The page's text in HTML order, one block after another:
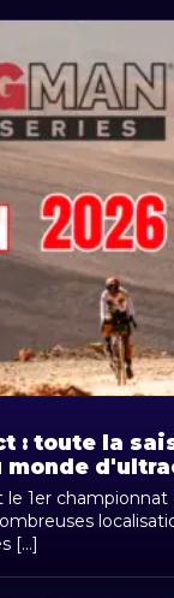
: toute la
monde
le 1er
[...]